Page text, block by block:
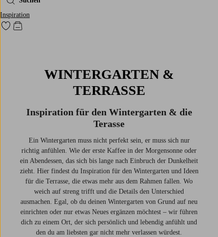
Inspiration
Zu den als Favoriten markierten Produkten gehen
Zum Warenkorb
WINTERGARTEN &
TERRASSE
Inspiration für den Wintergarten & die
Terasse
Ein Wintergarten muss nicht perfekt sein, er muss sich nur
richtig anfühlen. Wie der erste Kaffee in der Morgensonne oder
ein Abendessen, das sich bis lange nach Einbruch der Dunkelheit
zieht. Hier findest du Inspiration für den Wintergarten und Ideen
für die Terrasse, die etwas mehr aus dem Rahmen fallen. Wo
weich auf streng trifft und die Details den Unterschied
ausmachen. Egal, ob du deinen Wintergarten von Grund auf neu
einrichten oder nur etwas Neues ergänzen möchtest – wir führen
dich zu einem Ort, der sich persönlich und lebendig anfühlt und
den du am liebsten gar nicht mehr verlassen würdest.